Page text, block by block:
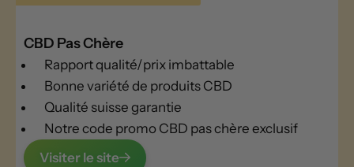
CBD Pas Chère
Rapport qualité/prix imbattable
Bonne variété de produits CBD
Qualité suisse garantie
Notre code promo CBD pas chère exclusif
Visiter le site